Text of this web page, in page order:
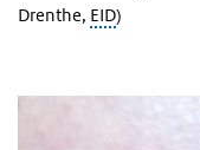
Drenthe, EID)